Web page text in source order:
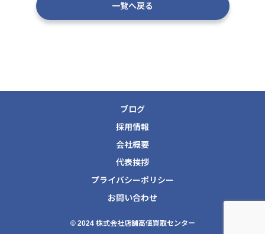
一覧へ戻る
ブログ
採用情報
会社概要
代表挨拶
プライバシーポリシー
お問い合わせ
© 2024 株式会社店舗高値買取センター